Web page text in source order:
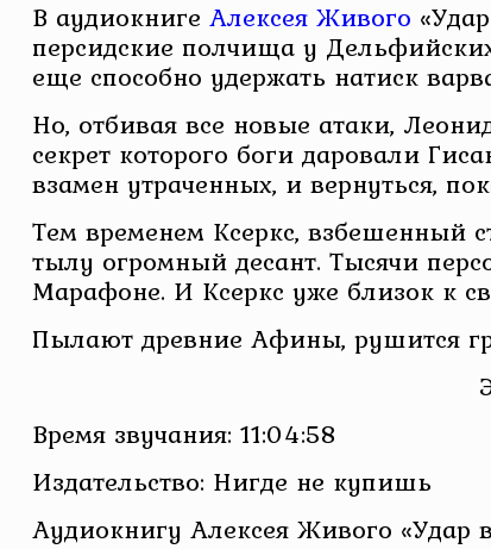
В аудиокниге Алексея Живого
персидские полчища у
еще способно удержать натиск
Но, отбивая все новые атаки,
секрет которого боги даровали
взамен утраченных, и вернуться,
Тем временем Ксеркс, взбешенный
тылу огромный десант. Тысячи
Марафоне. И Ксеркс уже близок к
Пылают древние Афины, рушится
Время звучания: 11:04:58
Издательство: Нигде не купишь
Аудиокнигу Алексея Живого «Удар